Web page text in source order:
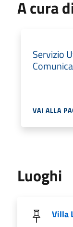
A cura
Servizio
VAI ALLA
Luoghi
Villa